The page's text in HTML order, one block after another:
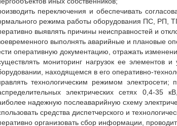
переключения и обеспечивать
режима работы оборудования ПС, РП,
выявлять причины неисправностей и
выполнять аварийные и плановые
оперативную документацию, отражать
мониторинг нагрузок ее элементов
находящемся в его оперативно-
технологическим режимом электросети;
электрических сетях 0,4-35
надежную послеаварийную схему
средства диспетчерского и
организовать сбор информации,